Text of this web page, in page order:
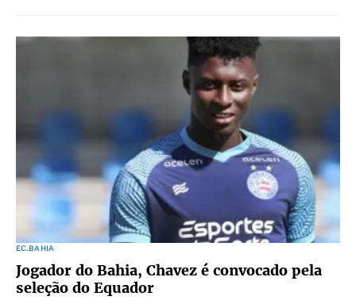
EC.BAHIA
Jogador do Bahia, Chavez é convocado pela
seleção do Equador